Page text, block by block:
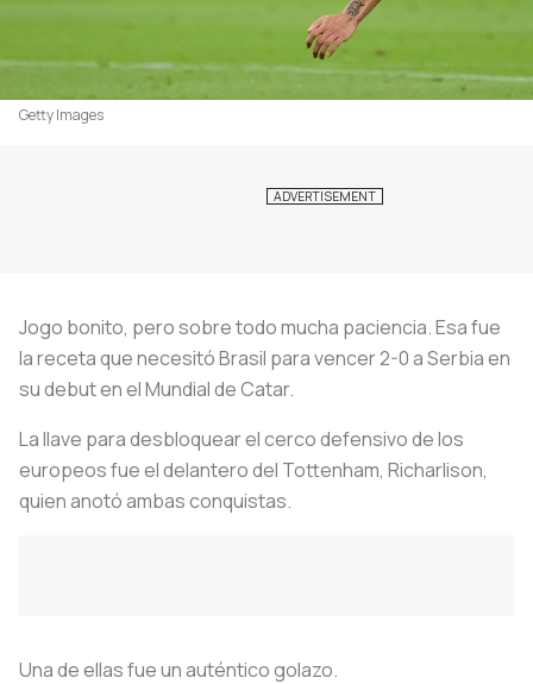
Getty Images
Jogo bonito, pero sobre todo mucha paciencia. Esa fue
la receta que necesitó Brasil para vencer 2-0 a Serbia en
su debut en el Mundial de Catar.
La llave para desbloquear el cerco defensivo de los
europeos fue el delantero del Tottenham, Richarlison,
quien anotó ambas conquistas.
Una de ellas fue un auténtico golazo.